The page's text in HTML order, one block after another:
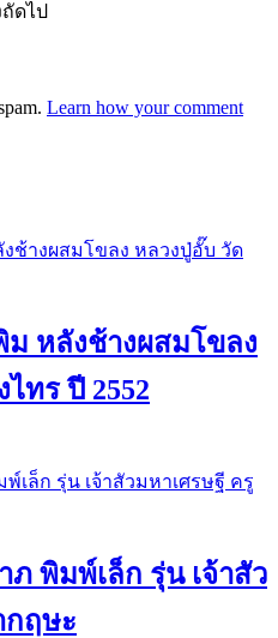
ดไป
Learn how your comment
หลังช้างผสมโขลง
ทร ปี 2552
พิมพ์เล็ก รุ่น เจ้าสัว
กฤษะ